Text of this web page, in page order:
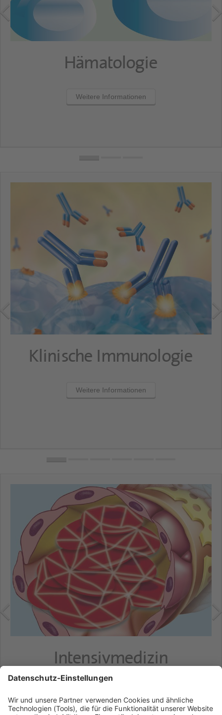
Hämatologie
Weitere Informationen
Klinische Immunologie
Weitere Informationen
Intensivmedizin